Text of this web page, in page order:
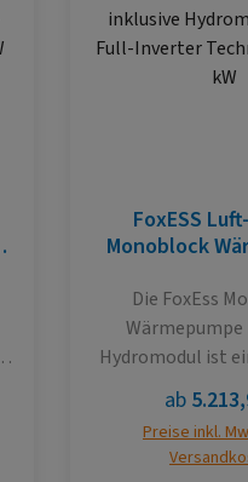
FoxESS
Monoblock
Full-Inverter
5–12
Die FoxEss
Wärmepumpe
Hydromodul ist
hocheffiziente
für Heizung,
System
ab
Preise inkl.